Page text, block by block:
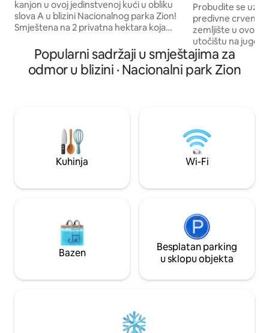
kanjon u ovoj jedinstvenoj kući u obliku
slova A u blizini Nacionalnog parka Zion!
Smještena na 2 privatna hektara koja
BLM Canyonlands, ova kuća ima rijedak
izravan pristup stazi iz objekta, privatnu
masažnu kadu, vidikovac, roštilj i prozore
samo 45 minuta od Nacionalnog parka
Zion, savršena je polazna točka za vaš
odmor u južnom Utahu. Uvršten među
10 % najboljih smještaja na Airbnbu u
pogledom na
Probudite se uz
predivne crvene
zemljište u ovom
utočištu na
površini od 18 000
arhitektura,
odabrana
nacionalnih
ljepotu,
ikakvih ometanja
prepuno zvijezda.
Popularni sadržaji u smještajima za
odmor u blizini · Nacionalni park Zion
Kuhinja Wi-Fi
Bazen
Besplatan parking
u sklopu objekta